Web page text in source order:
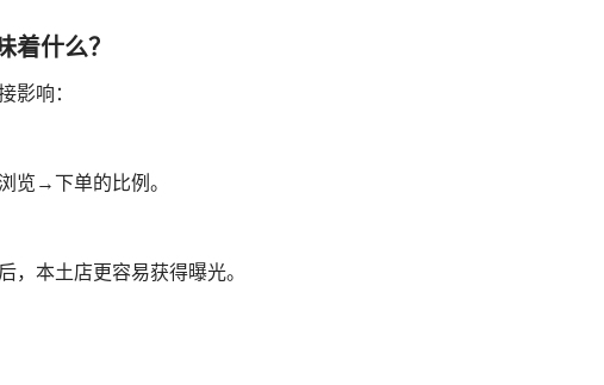
什么？
影响：
览→下单的比例。
，本土店更容易获得曝光。